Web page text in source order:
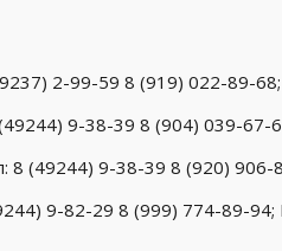
2-99-59 8 (919) 022-89-68;
9-38-39 8 (904) 039-67-
(49244) 9-38-39 8 (920) 906-
9-82-29 8 (999) 774-89-94;